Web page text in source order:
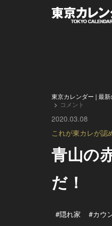
東京カレンダー | 最
コメント
2020.03.08
これが東カレが認
青山の
だ！
#隠れ家 #カウ